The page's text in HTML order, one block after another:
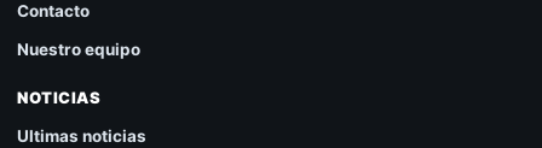
Contacto
Nuestro equipo
NOTICIAS
Ultimas noticias